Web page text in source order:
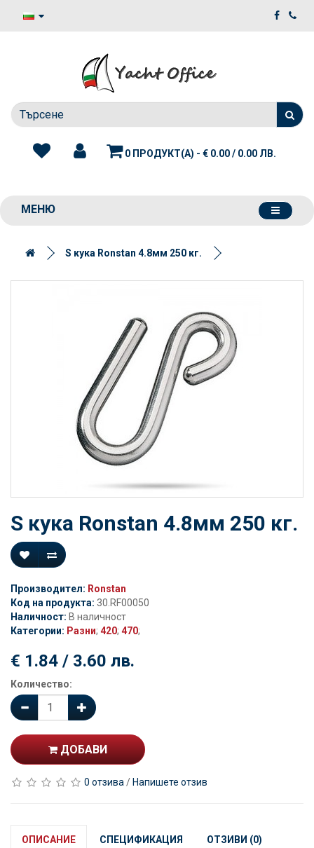
0 ПРОДУКТ(А) - € 0.00 / 0.00 ЛВ.
МЕНЮ
S кука Ronstan 4.8мм 250 кг.
S кука Ronstan 4.8мм 250 кг.
Производител: Ronstan
Код на продукта: 30.RF00050
Наличност: В наличност
Категории: Разни; 420; 470;
€ 1.84 / 3.60 лв.
Количество:
ДОБАВИ
0 отзива / Напишете отзив
ОПИСАНИЕ СПЕЦИФИКАЦИЯ ОТЗИВИ (0)